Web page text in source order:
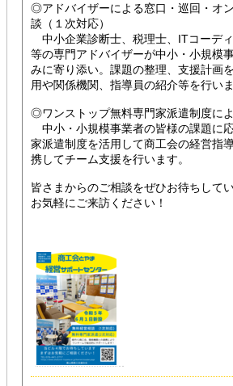
◎アドバイザーによる窓口・巡回・オ
談（１次対応）
中小企業診断士、税理士、ITコーデ
等の専門アドバイザーが中小・小規模
みに寄り添い。課題の整理、支援計画
用や関係機関、指導員の紹介等を行いま
◎ワンストップ無料専門家派遣制度に
中小・小規模事業者の皆様の課題に
家派遣制度を活用して商工会の経営指
携してチーム支援を行います。
皆さまからのご相談をぜひお待ちして
お気軽にご来訪ください！